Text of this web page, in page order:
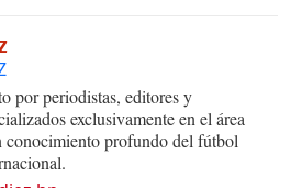
por periodistas, editores y
exclusivamente en el área
conocimiento profundo del fútbol